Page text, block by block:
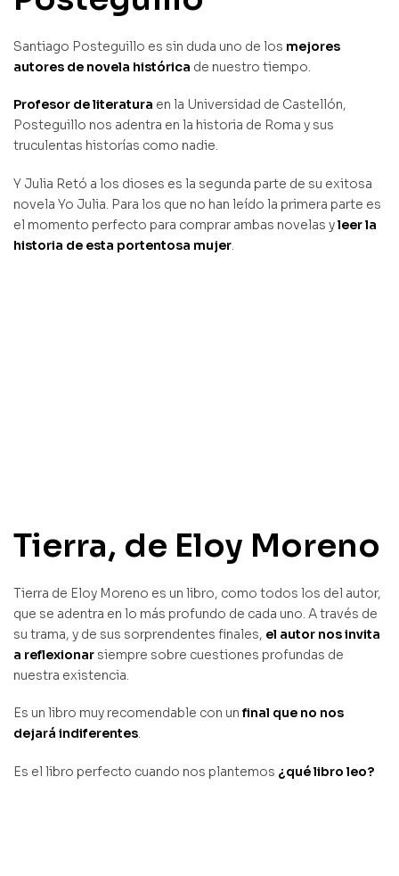
Santiago Posteguillo es sin duda uno de los mejores
autores de novela histórica de nuestro tiempo.
Profesor de literatura en la Universidad de Castellón,
Posteguillo nos adentra en la historia de Roma y sus
truculentas historías como nadie.
Y Julia Retó a los dioses es la segunda parte de su exitosa
novela Yo Julia. Para los que no han leído la primera parte es
el momento perfecto para comprar ambas novelas yleer la
historia de esta portentosa mujer.
Tierra, de Eloy Moreno
Tierra de Eloy Moreno es un libro, como todos los del autor,
que se adentra en lo más profundo de cada uno. A través de
su trama, y de sus sorprendentes finales, el autor nos invita
a reflexionar siempre sobre cuestiones profundas de
nuestra existencia.
Es un libro muy recomendable con un final que no nos
dejará indiferentes.
Es el libro perfecto cuando nos plantemos ¿qué libro leo?